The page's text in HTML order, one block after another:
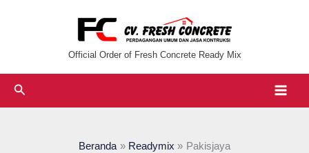
Official Order of Fresh Concrete Ready Mix
Cari
Beranda Readymix Pakisjaya